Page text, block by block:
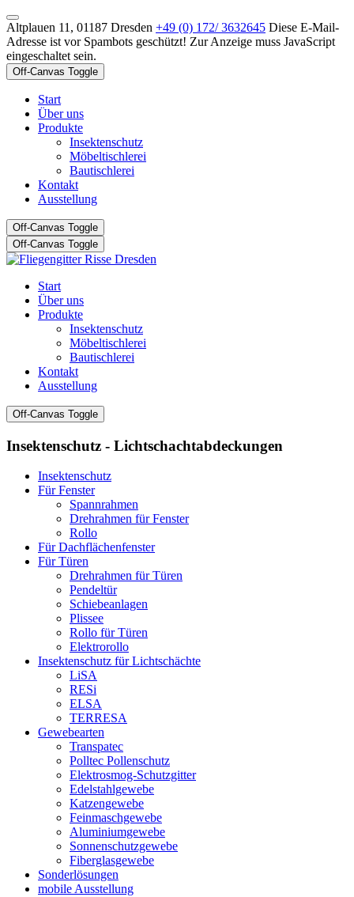
Altplauen 11, 01187 Dresden +49 (0) 172/ 3632645 Diese E-Mail-
Adresse ist vor Spambots geschützt! Zur Anzeige muss JavaScript
eingeschaltet sein.
Off-Canvas Toggle
Start
Über uns
Produkte
Insektenschutz
Möbeltischlerei
Bautischlerei
Kontakt
Ausstellung
Off-Canvas Toggle
Off-Canvas Toggle
Start
Über uns
Produkte
Insektenschutz
Möbeltischlerei
Bautischlerei
Kontakt
Ausstellung
Off-Canvas Toggle
Insektenschutz - Lichtschachtabdeckungen
Insektenschutz
Für Fenster
Spannrahmen
Drehrahmen für Fenster
Rollo
Für Dachflächenfenster
Für Türen
Drehrahmen für Türen
Pendeltür
Schiebeanlagen
Plissee
Rollo für Türen
Elektrorollo
Insektenschutz für Lichtschächte
LiSA
RESi
ELSA
TERRESA
Gewebearten
Transpatec
Polltec Pollenschutz
Elektrosmog-Schutzgitter
Edelstahlgewebe
Katzengewebe
Feinmaschgewebe
Aluminiumgewebe
Sonnenschutzgewebe
Fiberglasgewebe
Sonderlösungen
mobile Ausstellung